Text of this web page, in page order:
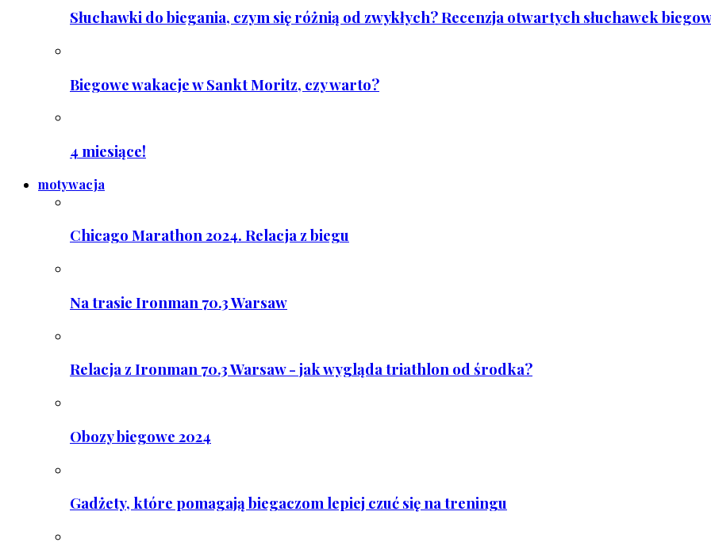
Słuchawki do biegania, czym się różnią od zwykłych? Recenzja otwartych słuchawek
Biegowe wakacje w Sankt Moritz, czy warto?
4 miesiące!
motywacja
Chicago Marathon 2024. Relacja z biegu
Na trasie Ironman 70.3 Warsaw
Relacja z Ironman 70.3 Warsaw - jak wygląda triathlon od środka?
Obozy biegowe 2024
Gadżety, które pomagają biegaczom lepiej czuć się na treningu